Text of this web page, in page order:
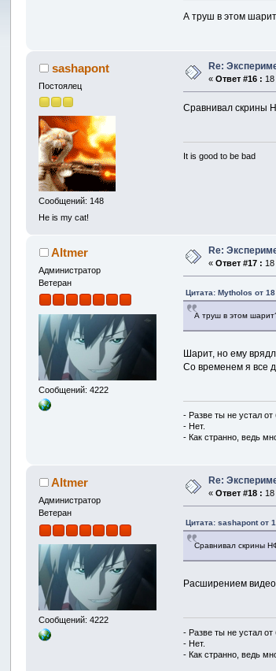
А труш в этом
sashapont
Постоялец
Сообщений: 148
He is my cat!
Re:
«Ответ #16 :
Сравнивал скрины
It is good to be bad
Altmer
Администратор
Ветеран
Сообщений: 4222
Re:
«Ответ #17 :
Цитата: Mytholos от
А труш в этом
Шарит, но ему
Со временем я все
- Разве ты не устал
- Нет.
- Как странно, ведь
Altmer
Администратор
Ветеран
Сообщений: 4222
Re:
«Ответ #18 : 18
Цитата: sashapont от
Сравнивал скрины
Расширением
- Разве ты не устал
- Нет.
- Как странно, ведь